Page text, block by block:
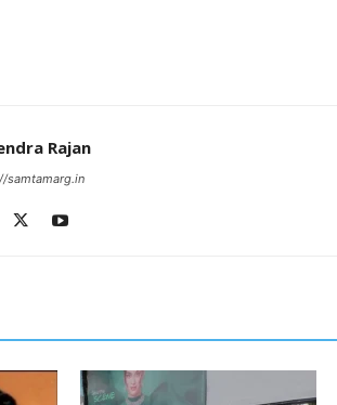
Rajan
samtamarg.in